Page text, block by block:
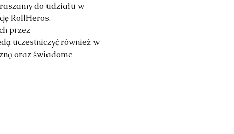
do udziału w
RollHeros.
przez
uczestniczyć również w
oraz świadome